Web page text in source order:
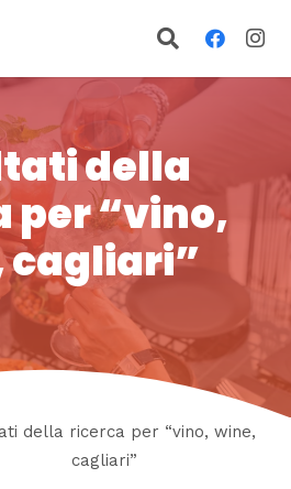
della
per “vino,
cagliari”
della ricerca per “vino, wine,
cagliari”